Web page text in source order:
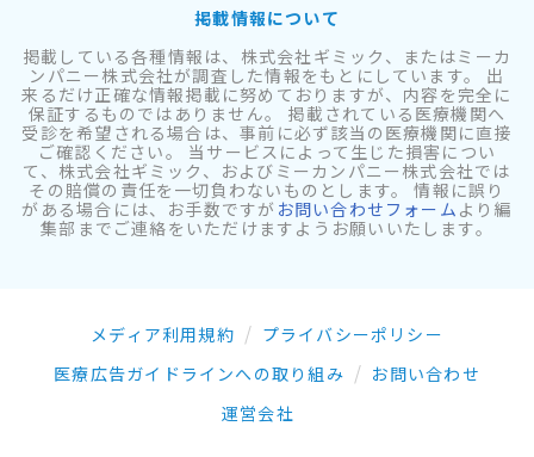
掲載情報について
掲載している各種情報は、株式会社ギミック、またはミーカ
ンパニー株式会社が調査した情報をもとにしています。 出
来るだけ正確な情報掲載に努めておりますが、内容を完全に
保証するものではありません。 掲載されている医療機関へ
受診を希望される場合は、事前に必ず該当の医療機関に直接
ご確認ください。 当サービスによって生じた損害につい
て、株式会社ギミック、およびミーカンパニー株式会社では
その賠償の責任を一切負わないものとします。 情報に誤り
がある場合には、お手数ですが お問い合わせフォーム より編
集部までご連絡をいただけますようお願いいたします。
メディア利用規約
プライバシーポリシー
医療広告ガイドラインへの取り組み
お問い合わせ
運営会社